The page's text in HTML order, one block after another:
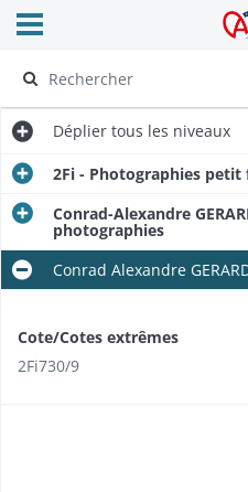
Archives
Ouvrir le menu déroulant
Déplier tous les niveaux
2Fi - Photographies
Conrad-Alexandre
photographies
Conrad Alexandre
Cote/Cotes extrêmes
2Fi730/9